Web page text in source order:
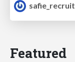
safie_recruit
Featured